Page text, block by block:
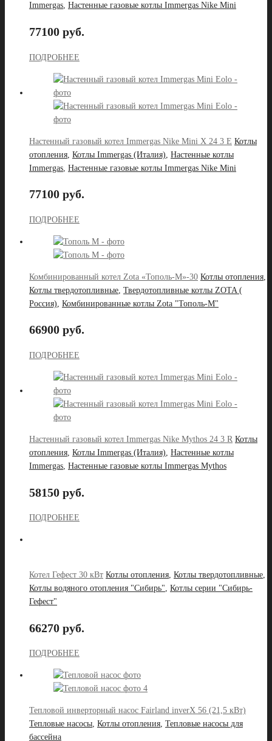
Immergas, Настенные газовые котлы Immergas Nike Mini
77100 руб.
ПОДРОБНЕЕ
Настенный газовый котел Immergas Nike Mini X 24 3 E Котлы
отопления Котлы Immergas (Италия) Настенные котлы
Immergas Настенные газовые котлы Immergas Nike Mini
77100 руб.
ПОДРОБНЕЕ
Комбинированный котел Zota «Тополь-М»-30 Котлы отопления
Котлы твердотопливные Твердотопливные котлы ZOTA (
Россия) Комбинированные котлы Zota "Тополь-М"
66900 руб.
ПОДРОБНЕЕ
Настенный газовый котел Immergas Nike Mythos 24 3 R Котлы
отопления Котлы Immergas (Италия) Настенные котлы
Immergas Настенные газовые котлы Immergas Mythos
58150 руб.
ПОДРОБНЕЕ
Котел Гефест 30 кВт Котлы отопления, Котлы твердотопливные,
Котлы водяного отопления "Сибирь", Котлы серии "Сибирь-
Гефест"
66270 руб.
ПОДРОБНЕЕ
Тепловой инверторный насос Fairland inverX 56 (21,5 кВт)
Тепловые насосы, Котлы отопления, Тепловые насосы для
бассейна